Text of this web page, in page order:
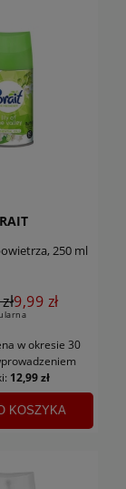
250 ml
9,99 zł
w okresie 30
12,99 zł
KOSZYKA